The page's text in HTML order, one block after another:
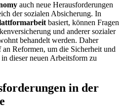
auch neue Herausforderungen
der sozialen Absicherung. In
basiert, können Fragen
und anderer sozialer
behandelt werden. Daher
Reformen, um die Sicherheit und
dieser neuen Arbeitsform zu
in der